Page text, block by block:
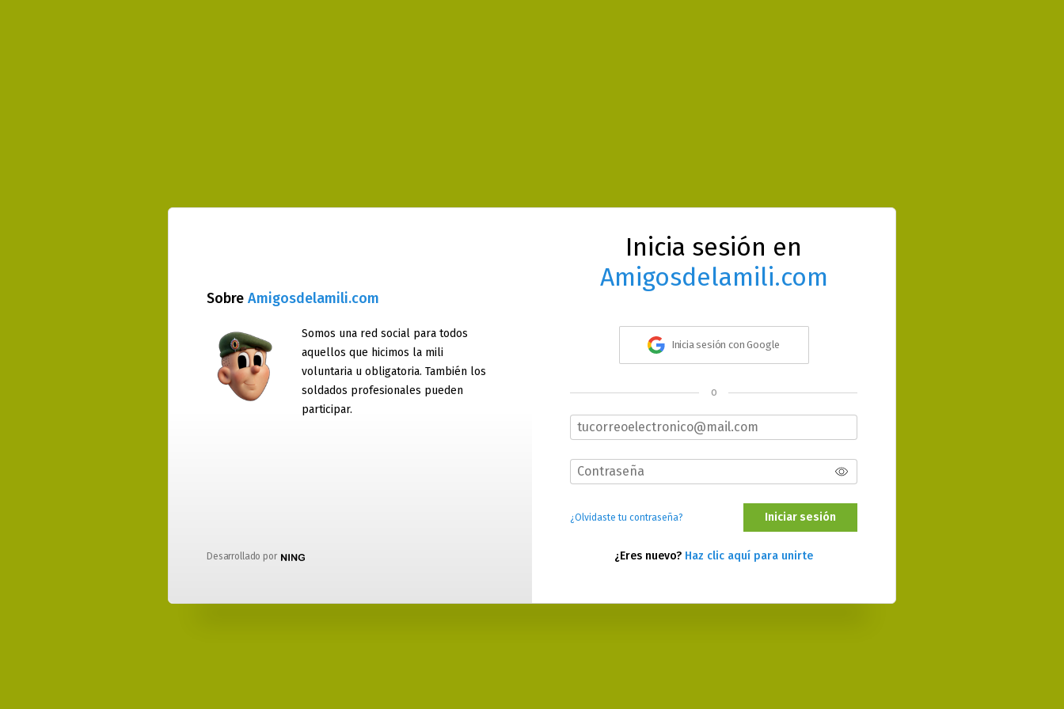
Sobre Amigosdelamili.com
Somos una red social para todos
aquellos que hicimos la mili
voluntaria u obligatoria. También los
soldados profesionales pueden
participar.
Desarrollado por
Inicia sesión en
Amigosdelamili.com
Inicia sesión con Google
o
¿Olvidaste tu contraseña? Iniciar sesión
¿Eres nuevo? Haz clic aquí para unirte